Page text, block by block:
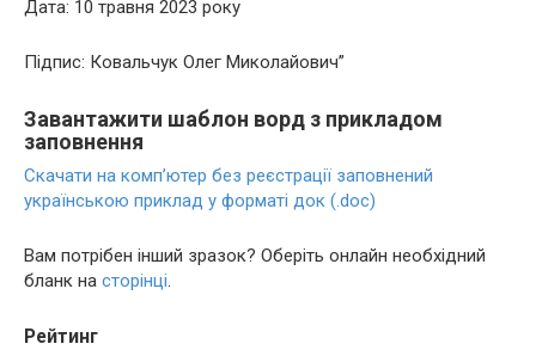
Дата: 10 травня 2023 року
Підпис: Ковальчук Олег Миколайович”
Завантажити шаблон ворд з прикладом
заповнення
Скачати на комп’ютер без реєстрації заповнений
українською приклад у форматі док (.doc)
Вам потрібен інший зразок? Оберіть онлайн необхідний
бланк на сторінці.
Рейтинг